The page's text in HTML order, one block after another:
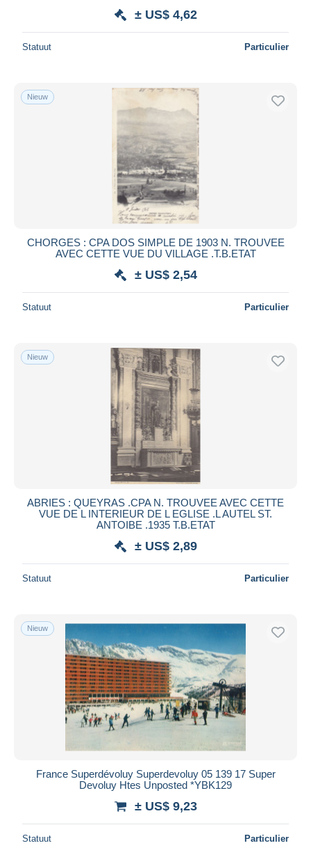
± US$ 4,62
Statuut Particulier
Nieuw
CHORGES : CPA DOS SIMPLE DE 1903 N. TROUVEE
AVEC CETTE VUE DU VILLAGE .T.B.ETAT
± US$ 2,54
Statuut Particulier
Nieuw
ABRIES : QUEYRAS .CPA N. TROUVEE AVEC CETTE
VUE DE L INTERIEUR DE L EGLISE .L AUTEL ST.
ANTOIBE .1935 T.B.ETAT
± US$ 2,89
Statuut Particulier
Nieuw
France Superdévoluy Superdevoluy 05 139 17 Super
Devoluy Htes Unposted *YBK129
± US$ 9,23
Statuut Particulier